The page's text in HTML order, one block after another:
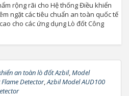
rộng rãi cho Hệ thống Điều khiển
ngặt các tiêu chuẩn an toàn quốc tế
cho các ứng dụng Lò đốt Công
an toàn lò đốt Azbil,Model
Detector,Azbil Model AUD100